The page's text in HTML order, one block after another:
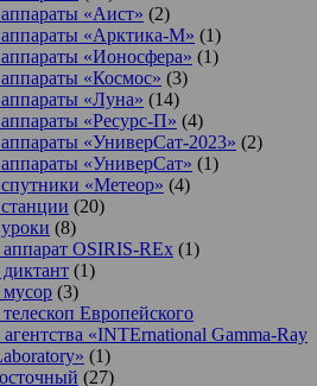
«Аист» (2)
«Арктика-М» (1)
«Ионосфера» (1)
«Космос» (3)
«Луна» (14)
«Ресурс-П» (4)
«УниверСат-2023» (2)
«УниверСат» (1)
«Метеор» (4)
(20)
(8)
OSIRIS-REx (1)
(1)
(3)
Европейского
агентства «INTErnational Gamma-Ray
(1)
(27)